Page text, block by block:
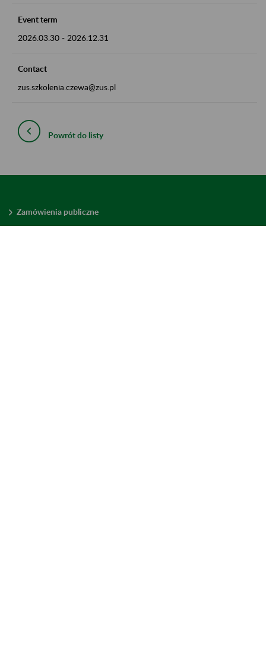
Event term
2026.03.30 - 2026.12.31
Contact
zus.szkolenia.czewa@zus.pl
Powrót do listy
Zamówienia publiczne